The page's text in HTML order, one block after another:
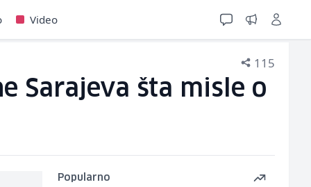
Video
115
Sarajeva šta misle o
Popularno